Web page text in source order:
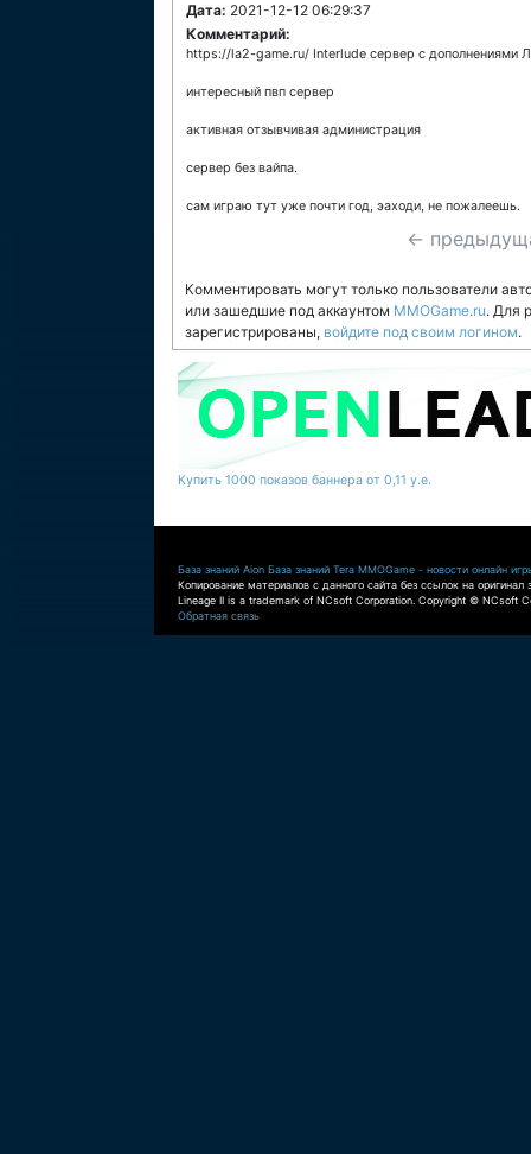
Дата: 2021-12-12 06:29:37
Комментарий:
https://la2-game.ru/ Interlude сервер с дополнениями
интересный пвп сервер
активная отзывчивая администрация
сервер без вайпа.
сам играю тут уже почти год, эаходи, не пожалеешь.
←
Комментировать могут только пользователи
или зашедшие под аккаунтом MMOGame.ru. Для
зарегистрированы, войдите под своим логином.
Купить 1000 показов баннера от 0,11 у.е.
База знаний Aion База знаний Tera MMOGame - новости онлайн
Копирование материалов с данного сайта без ссылок на оригинал
Lineage II is a trademark of NCsoft Corporation. Copyright © NCsoft
Обратная связь